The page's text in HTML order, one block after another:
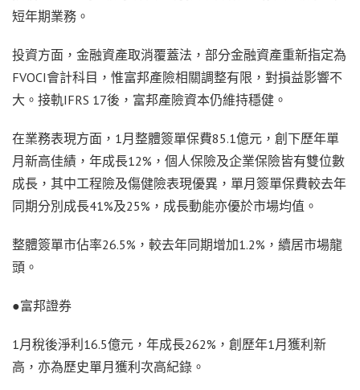
短年期業務。
投資方面，金融資產取消覆蓋法，部分金融資產重新指定為
FVOCI會計科目，惟富邦產險相關調整有限，對損益影響不
大。接軌IFRS 17後，富邦產險資本仍維持穩健。
在業務表現方面，1月整體簽單保費85.1億元，創下歷年單
月新高佳績，年成長12%，個人保險及企業保險皆有雙位數
成長，其中工程險及傷健險表現優異，單月簽單保費較去年
同期分別成長41%及25%，成長動能亦優於市場均值。
整體簽單市佔率26.5%，較去年同期增加1.2%，續居市場龍
頭。
●富邦證券
1月稅後淨利16.5億元，年成長262%，創歷年1月獲利新
高，亦為歷史單月獲利次高紀錄。